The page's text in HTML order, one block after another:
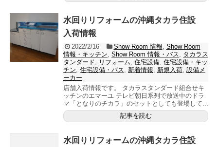
水回りリフォームの沖縄タカラ住設
入荷情報
2022/2/16 Show Room 情報, Show Room
情報・キッチン, Show Room 情報・バス, タカラス
タンダード, リフォーム, 住宅設備, 住宅設備・キッ
チン, 住宅設備・バス, 新着情報, 新規入荷, 設備メ
ーカー
店舗入荷情報です。 タカラスタンダード組合せキ
ッチンのエマーユ テレビ朝日系列で放送中のドラ
マ「となりのチカラ」のセットとしても登場して...
記事を読む
水回りリフォームの沖縄タカラ住設